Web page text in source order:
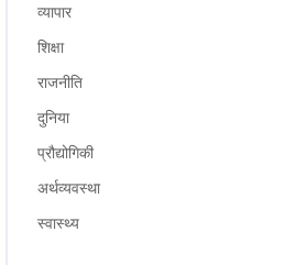
व्यापार
शिक्षा
राजनीति
दुनिया
प्रौद्योगिकी
अर्थव्यवस्था
स्वास्थ्य